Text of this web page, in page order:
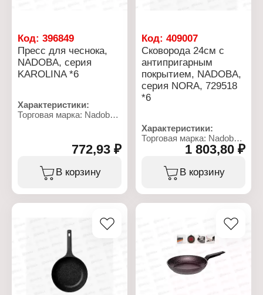
подвес
подвес
Код: 396849
Пресс для чеснока,
NADOBA, серия
KAROLINA *6
Характеристики:
Торговая марка: Nadoba
Тип товара: Пресс для
Длина: 18,5 см
Ширина рабочей части:
Материал: нержавеющая
сталь
зеркальная полировка
Цвет: стальной
Использование в
посудомоечной машине:
Упаковка: пластиковый
772,93 ₽
В корзину
Код:409007
Сковорода 24см с
антипригарным
покрытием, NADOBA,
серия NORA, 729518
*6
Характеристики:
Торговая марка: Nadoba
Артикул: 729518
Тип товара: Сковорода
Диаметр изделия: 24 см
алюминий
антипригарное покрытие
ILAG Ultimate
Тип ручки:
1 803,80 ₽
В корзину